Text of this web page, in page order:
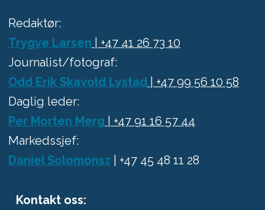
Redaktør:
Trygve Larsen | +47 41 26 73 10
Journalist/fotograf:
Odd Erik Skavold Lystad| +47 99 56 10 58
Daglig leder:
Per Morten Merg | +47 91 16 57 44
Markedssjef:
Daniel Solomonsz | +47 45 48 11 28
Kontakt oss: